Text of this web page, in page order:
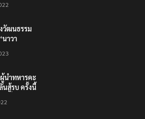
ในกรุง
วัฒนธรรม
นาวา
ำ
นำทหารคะ
นสู้รบ ครั้งนี้
ชนะ